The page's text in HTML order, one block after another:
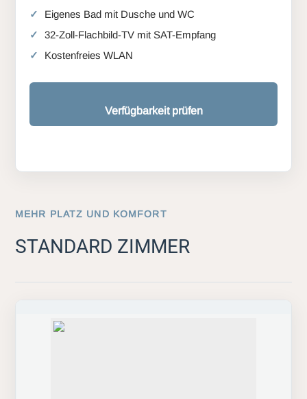
Eigenes Bad mit Dusche und WC
32-Zoll-Flachbild-TV mit SAT-Empfang
Kostenfreies WLAN
Verfügbarkeit prüfen
MEHR PLATZ UND KOMFORT
STANDARD ZIMMER